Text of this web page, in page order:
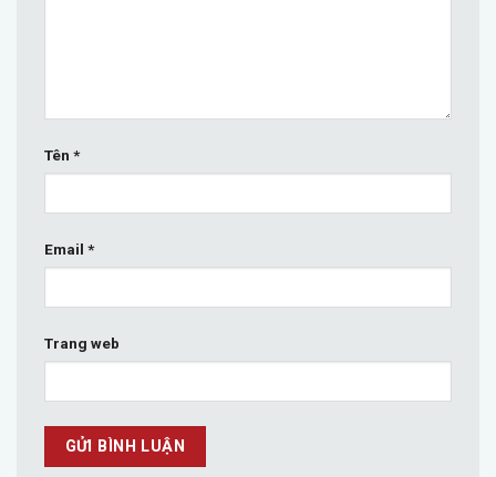
Tên *
Email *
Trang web